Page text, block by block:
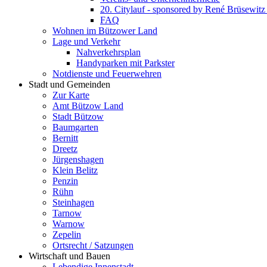
20. Citylauf - sponsored by René
FAQ
Wohnen im Bützower Land
Lage und Verkehr
Nahverkehrsplan
Handyparken mit Parkster
Notdienste und Feuerwehren
Stadt und Gemeinden
Zur Karte
Amt Bützow Land
Stadt Bützow
Baumgarten
Bernitt
Dreetz
Jürgenshagen
Klein Belitz
Penzin
Rühn
Steinhagen
Tarnow
Warnow
Zepelin
Ortsrecht / Satzungen
Wirtschaft und Bauen